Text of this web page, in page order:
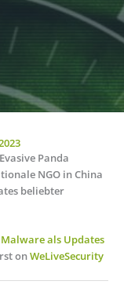
Panda
NGO in China
beliebter
als Updates
onWeLiveSecurity